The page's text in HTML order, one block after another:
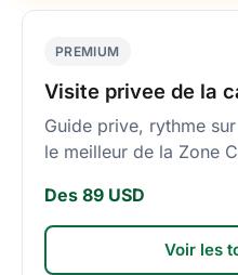
PREMIUM
Visite privee de la
Guide prive, rythme
le meilleur de la Zone
Des 89 USD
Voir les